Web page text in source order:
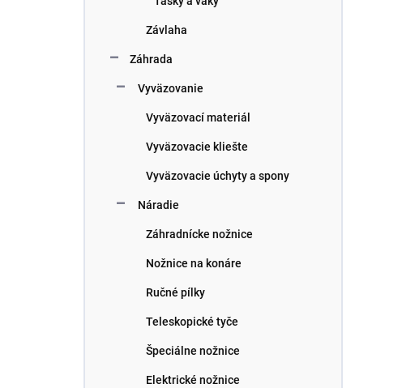
Závlaha
Záhrada
Vyväzovanie
Vyväzovací materiál
Vyväzovacie kliešte
Vyväzovacie úchyty a spony
Náradie
Záhradnícke nožnice
Nožnice na konáre
Ručné pílky
Teleskopické tyče
Špeciálne nožnice
Elektrické nožnice